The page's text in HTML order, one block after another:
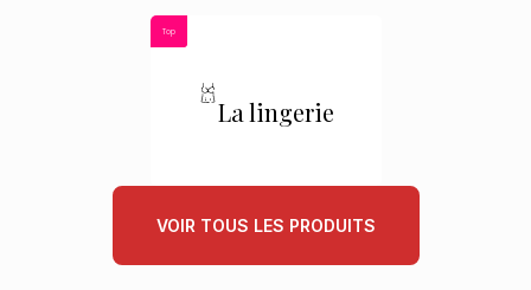
La lingerie
Top
VOIR TOUS LES PRODUITS